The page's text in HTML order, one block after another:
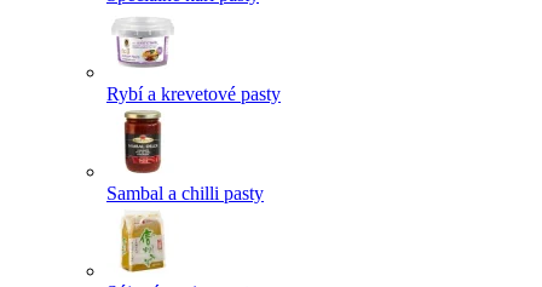
Rybí a krevetové pasty
Sambal a chilli pasty